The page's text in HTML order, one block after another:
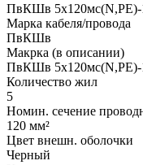
ПвКШв 5x120мс(N,PE)-
Марка кабеля/провода
ПвКШв
Макрка (в описании)
ПвКШв 5x120мс(N,PE)-
Количество жил
5
Номин. сечение
120 мм²
Цвет внешн. оболочки
Черный